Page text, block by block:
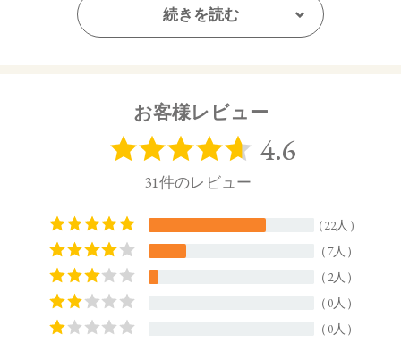
【内容量】
66.0×32.5×66.0（高さ×奥行×幅）
ン、シルク、アロエベラ葉エキス、ヤシ油、オプンチアフィ
ス、ラベンダー花エキス、ゼニアオイ花エキス、アカツメク
サ花エキス、ハマナス花エキス、ウメ果実エキス、シャクヤ
ク根エキス、ユズ果実エキス、トコフェロール、アセチルテ
トラペプチド－3、酸化スズ、 ヒドロキシアパタイト、レブリ
ン酸、エチルヘキシルグリセリン、カプリル酸グリセリル、
デキストラン、 水、エタノール、BG、酸化鉄
続きを読む
お客様レビュー